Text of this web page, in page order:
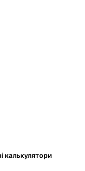
калькулятори